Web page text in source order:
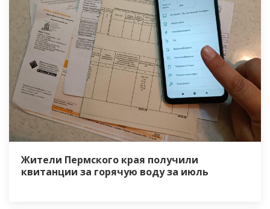
Жители Пермского края получили
квитанции за горячую воду за июль